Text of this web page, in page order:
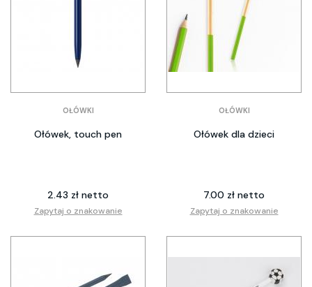
OŁÓWKI
Ołówek, touch pen
2.43 zł netto
Zapytaj o znakowanie
OŁÓWKI
Ołówek dla dzieci
7.00 zł netto
Zapytaj o znakowanie